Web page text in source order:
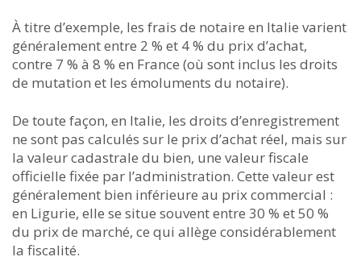
À titre d’exemple, les frais de notaire en Italie varient
généralement entre 2 % et 4 % du prix d’achat,
contre 7 % à 8 % en France (où sont inclus les droits
de mutation et les émoluments du notaire).
De toute façon, en Italie, les droits d’enregistrement
ne sont pas calculés sur le prix d’achat réel, mais sur
la valeur cadastrale du bien, une valeur fiscale
officielle fixée par l’administration. Cette valeur est
généralement bien inférieure au prix commercial :
en Ligurie, elle se situe souvent entre 30 % et 50 %
du prix de marché, ce qui allège considérablement
la fiscalité.